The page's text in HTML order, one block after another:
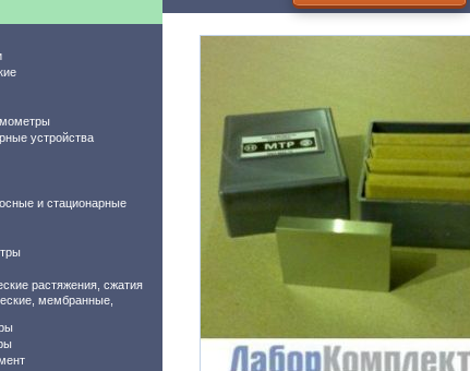
устройства
и стационарные
растяжения, сжатия
мембранные,